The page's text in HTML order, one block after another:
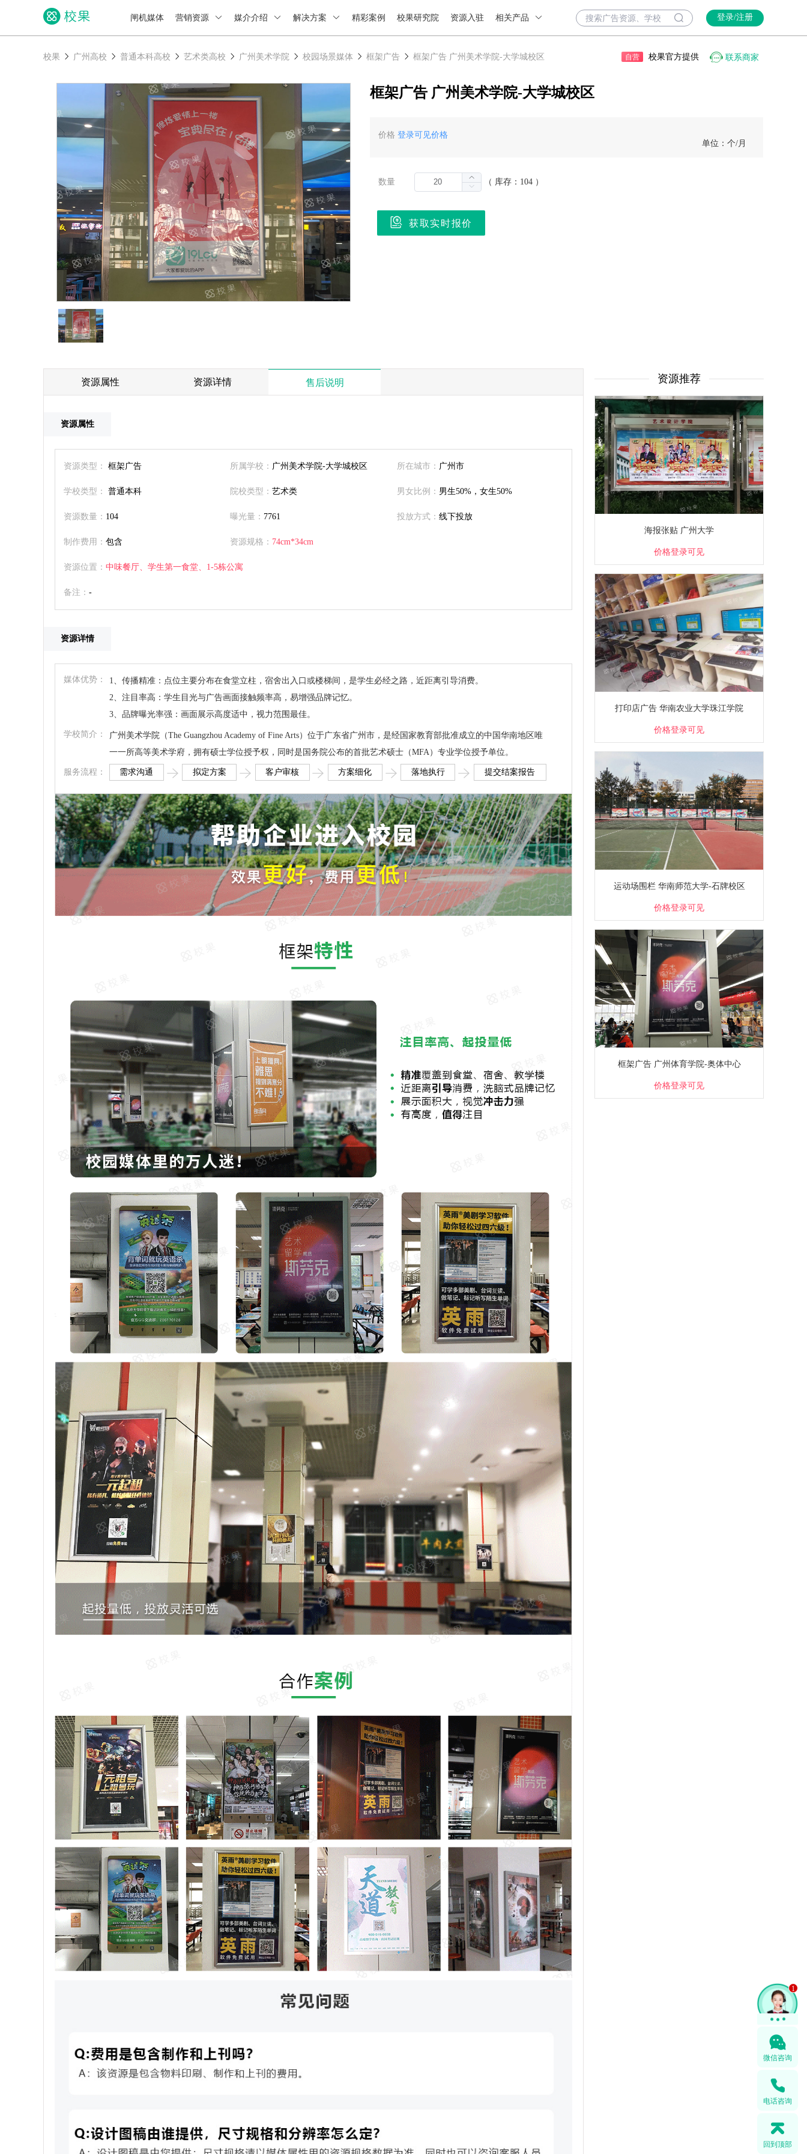
闸机媒体 营销资源 媒介介绍 解决方案 精彩案例 校果研究院 资源入驻 相关产品 登录/注册
校果 广州高校 普通本科高校 艺术类高校 广州美术学院 校园场景媒体 框架广告 框架广告 广州美术学院-大学城校区 自营 校果官方提供 联系商家
框架广告 广州美术学院-大学城校区
价格 登录可见价格
单位：个/月
数量 （ 库存：104 ）
获取实时报价
资源属性 资源详情 售后说明
资源属性
资源类型： 框架广告 所属学校： 广州美术学院-大学城校区 所在城市： 广州市
学校类型： 普通本科 院校类型：艺术类 男女比例： 男生50%，女生50%
资源数量： 104 曝光量： 7761 投放方式： 线下投放
制作费用： 包含 资源规格： 74cm*34cm
资源位置： 中味餐厅、学生第一食堂、1-5栋公寓
备注： -
资源详情
媒体优势：
1、传播精准：点位主要分布在食堂立柱，宿舍出入口或楼梯间，是学生必经之路，近距离引导消费。
2、注目率高：学生目光与广告画面接触频率高，易增强品牌记忆。
3、品牌曝光率强：画面展示高度适中，视力范围最佳。
学校简介：
广州美术学院（The Guangzhou Academy of Fine Arts）位于广东省广州市，是经国家教育部批准成立的中国华南地区唯
一一所高等美术学府，拥有硕士学位授予权，同时是国务院公布的首批艺术硕士（MFA）专业学位授予单位。
服务流程： 需求沟通 拟定方案 客户审核 方案细化 落地执行 提交结案报告
资源推荐
海报张贴 广州大学
价格登录可见
打印店广告 华南农业大学珠江学院
价格登录可见
运动场围栏 华南师范大学-石牌校区
价格登录可见
框架广告 广州体育学院-奥体中心
价格登录可见
1
微信咨询
电话咨询
回到顶部